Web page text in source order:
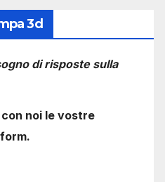
3d
di risposte sulla
noi le vostre